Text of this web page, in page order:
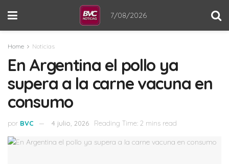
7/08/2026
Home Noticias
En Argentina el pollo ya
supera a la carne vacuna en
consumo
por BVC 4 julio, 2026 Reading Time: 2 mins read